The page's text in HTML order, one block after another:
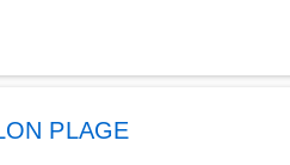
PLAGE